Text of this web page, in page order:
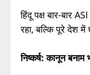
हिंदू पक्ष बार-बार
रहा, बल्कि पूरे देश में
निष्कर्ष: कानून बनाम